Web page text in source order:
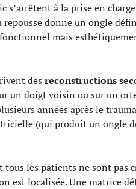
s’arrêtent à la prise en
repousse donne un ongle
mais
des reconstructions
un doigt voisin ou sur un
années après le
(qui produit un ongle
les patients ne sont pas
est localisée. Une matrice